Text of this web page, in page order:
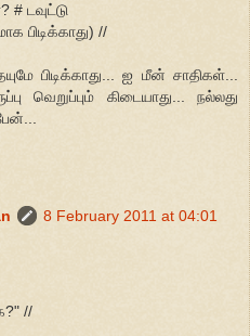
# டவுட்டு
பிடிக்காது) //
பிடிக்காது... ஐ மீன் சாதிகள்...
வெறுப்பும் கிடையாது... நல்லது
8 February 2011 at 04:01
//